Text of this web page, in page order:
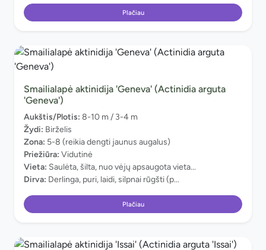
Plačiau
Smailialapė aktinidija 'Geneva' (Actinidia arguta
'Geneva')
Aukštis/Plotis: 8-10 m / 3-4 m
Žydi: Birželis
Zona: 5-8 (reikia dengti jaunus augalus)
Priežiūra: Vidutinė
Vieta: Saulėta, šilta, nuo vėjų apsaugota vieta...
Dirva: Derlinga, puri, laidi, silpnai rūgšti (p...
Plačiau